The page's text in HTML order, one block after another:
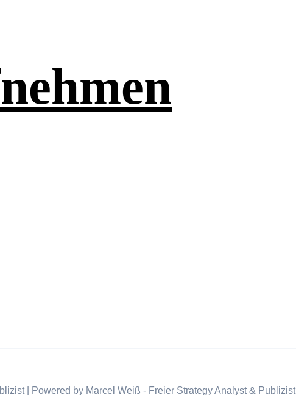
| Powered by Marcel Weiß - Freier Strategy Analyst & Publizist